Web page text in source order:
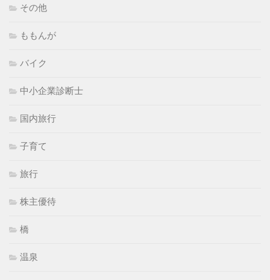
その他
ももんが
バイク
中小企業診断士
国内旅行
子育て
旅行
株主優待
橋
温泉